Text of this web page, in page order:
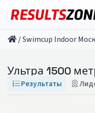
/Swimcup Indoor
Ультра 1500
Результаты